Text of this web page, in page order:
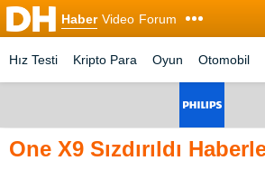
Haber Video Forum
Hız Testi Kripto Para Oyun Otomobil
One X9 Sızdırıldı